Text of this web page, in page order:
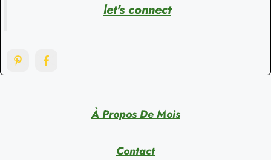
let's connect
À Propos De Mois
Contact